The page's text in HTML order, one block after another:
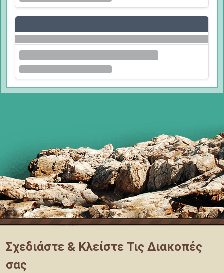
Σχεδιάστε & Κλείστε Τις Διακοπές
σας